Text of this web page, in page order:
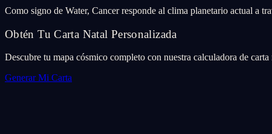
Como signo de Water, Cancer responde al clima planetario actual a
Obtén Tu Carta Natal Personalizada
Descubre tu mapa cósmico completo con nuestra calculadora de
Generar Mi Carta